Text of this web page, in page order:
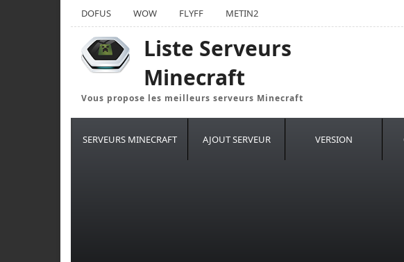
DOFUS WOW FLYFF METIN2
Liste Serveurs
Minecraft
Vous propose les meilleurs serveurs Minecraft
SERVEURS MINECRAFT AJOUT SERVEUR VERSION